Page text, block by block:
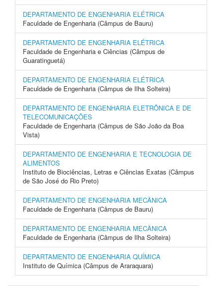
DEPARTAMENTO DE ENGENHARIA ELÉTRICA
Faculdade de Engenharia (Câmpus de Bauru)
DEPARTAMENTO DE ENGENHARIA ELÉTRICA
Faculdade de Engenharia e Ciências (Câmpus de
Guaratinguetá)
DEPARTAMENTO DE ENGENHARIA ELÉTRICA
Faculdade de Engenharia (Câmpus de Ilha Solteira)
DEPARTAMENTO DE ENGENHARIA ELETRÔNICA E DE
TELECOMUNICAÇÕES
Faculdade de Engenharia (Câmpus de São João da Boa
Vista)
DEPARTAMENTO DE ENGENHARIA E TECNOLOGIA DE
ALIMENTOS
Instituto de Biociências, Letras e Ciências Exatas (Câmpus
de São José do Rio Preto)
DEPARTAMENTO DE ENGENHARIA MECÂNICA
Faculdade de Engenharia (Câmpus de Bauru)
DEPARTAMENTO DE ENGENHARIA MECÂNICA
Faculdade de Engenharia (Câmpus de Ilha Solteira)
DEPARTAMENTO DE ENGENHARIA QUÍMICA
Instituto de Química (Câmpus de Araraquara)